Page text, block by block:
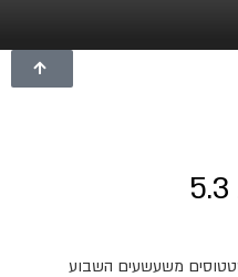
משעשעים השבוע